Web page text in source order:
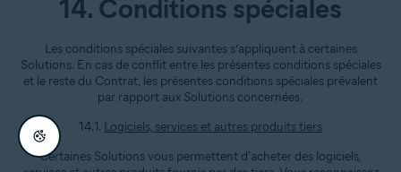
14. Conditions spéciales
Les conditions spéciales suivantes s’appliquent à certaines
Solutions. En cas de conflit entre les présentes conditions spéciales
et le reste du Contrat, les présentes conditions spéciales prévalent
par rapport aux Solutions concernées.
14.1. Logiciels, services et autres produits tiers
Certaines Solutions vous permettent d'acheter des logiciels,